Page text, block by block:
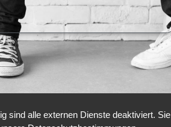
sind alle externen Dienste deaktiviert. Sie